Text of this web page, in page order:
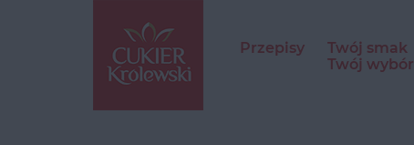
Przepisy
Twój smak
Twój wybór